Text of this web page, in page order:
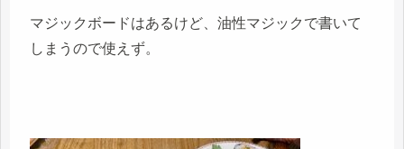
マジックボードはあるけど、油性マジックで書いて
しまうので使えず。